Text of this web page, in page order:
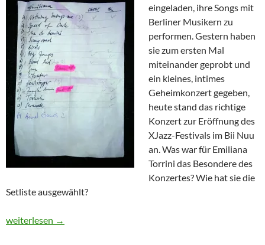
eingeladen, ihre Songs mit
Berliner Musikern zu
performen. Gestern haben
sie zum ersten Mal
miteinander geprobt und
ein kleines, intimes
Geheimkonzert gegeben,
heute stand das richtige
Konzert zur Eröffnung des
XJazz-Festivals im Bii Nuu
an. Was war für Emiliana
Torrini das Besondere des
Konzertes? Wie hat sie die
Setliste ausgewählt?
Encore – Setlisten: Emiliana Torrini, 8. Mai 2014 in Berlin
weiterlesen →